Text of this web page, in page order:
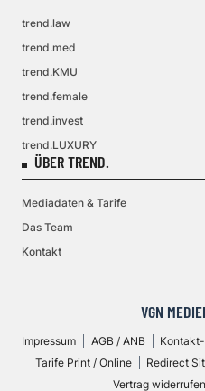
trend.law
trend.med
trend.KMU
trend.female
trend.invest
trend.LUXURY
ÜBER TREND.
Mediadaten & Tarife
Das Team
Kontakt
VGN
Impressum AGB / ANB
Tarife Print / Online
Redirect
Vertrag widerrufen